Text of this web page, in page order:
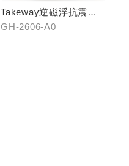
Takeway逆磁浮抗震手
機架
GH-2606-A0